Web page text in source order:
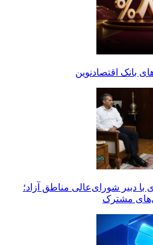
با دبیر شورای‌عالی مناطق آزاد؛
مشترک